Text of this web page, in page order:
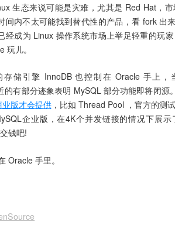
生态来说可能是灾难，尤其是 Red Hat，
间内不太可能找到替代性的产品，看 fork 出
经成为 Linux 操作系统市场上举足轻重的玩
玩儿。
存储引擎 InnoDB 也控制在 Oracle 手上，
的有部分迹象表明 MySQL 部分功能即将闭源
版才会提供，比如 Thread Pool ，官方的测
企业版，在4K个并发链接的情况下展
钱吧!
Oracle 手里。